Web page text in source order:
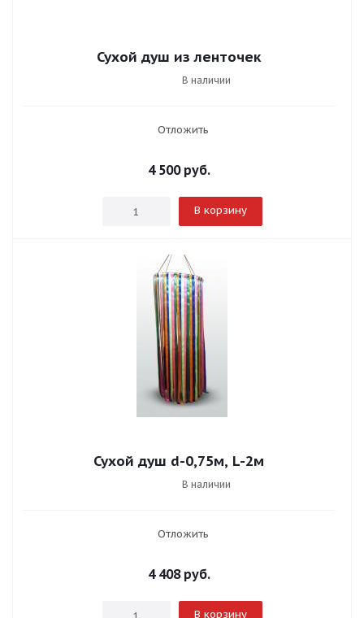
Сухой душ из ленточек
В наличии
Отложить
4 500руб.
В корзину
Сухой душ d-0,75м, L-2м
В наличии
Отложить
4 408руб.
В корзину